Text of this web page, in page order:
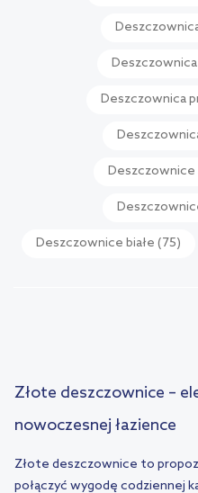
Deszczownica
Deszczownice
Deszczownice białe (75)
Złote deszczownice –
nowoczesnej łazience
Złote deszczownice to
połączyć wygodę codziennej